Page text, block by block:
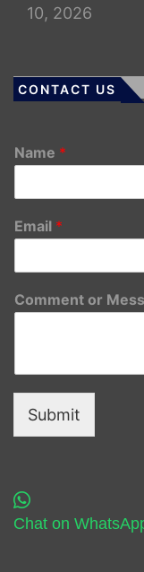
10, 2026
CONTACT US
Name *
Email *
Comment or
Submit
Chat on